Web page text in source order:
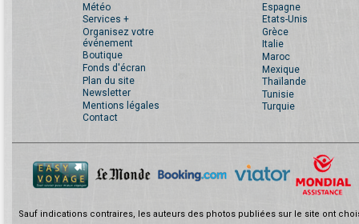
Météo
Services +
Organisez votre
événement
Boutique
Fonds d'écran
Plan du site
Newsletter
Mentions légales
Contact
Espagne
Etats-Unis
Grèce
Italie
Maroc
Mexique
Thaïlande
Tunisie
Turquie
Sauf indications contraires, les auteurs des photos publiées sur le site ont